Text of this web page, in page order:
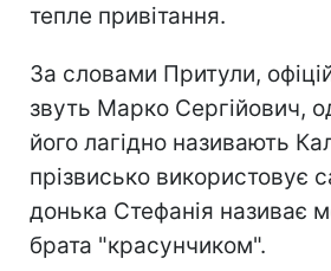
тепле привітання.
За словами Притули,
звуть Марко Сергійович,
його лагідно називають
прізвисько використовує
донька Стефанія називає
брата "красунчиком".